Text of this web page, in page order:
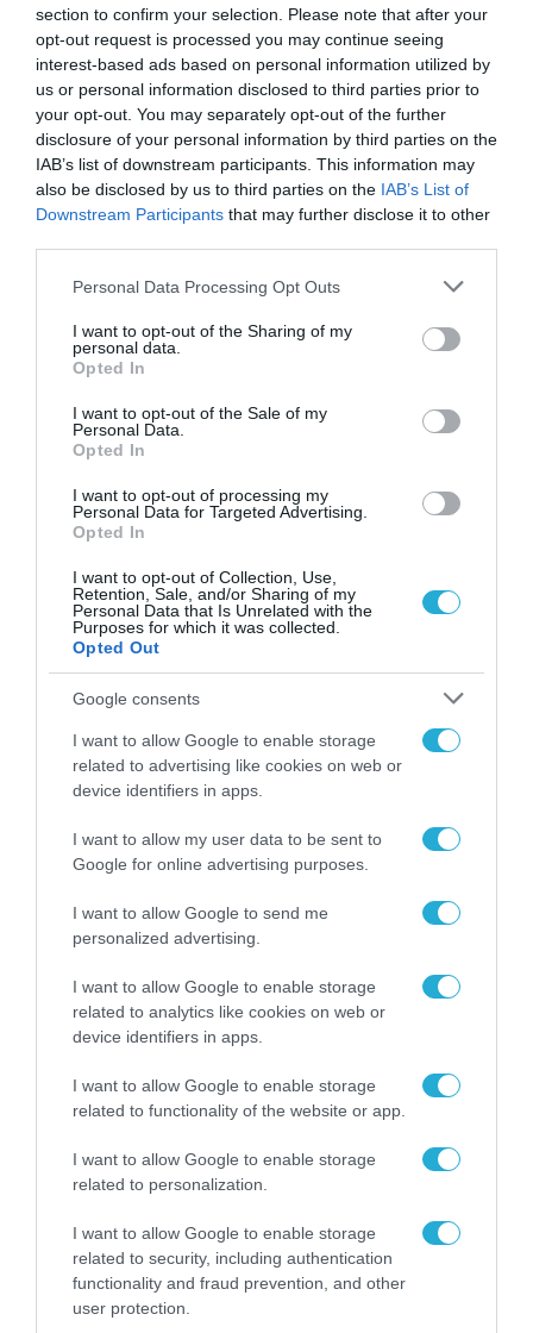
section to confirm your selection. Please note that after your
opt-out request is processed you may continue seeing
interest-based ads based on personal information utilized by
us or personal information disclosed to third parties prior to
your opt-out. You may separately opt-out of the further
disclosure of your personal information by third parties on the
IAB’s list of downstream participants. This information may
also be disclosed by us to third parties on the IAB’s List of
Downstream Participants that may further disclose it to other
Please note that this website/app uses one or more Google
not limited to your visit or usage behaviour. You may click to
grant or deny consent to Google and its third-party tags to
use your data for below specified purposes in below Google
consent section.
Personal Data Processing Opt Outs
I want to opt-out of the Sharing of my
personal data.
Opted In
I want to opt-out of the Sale of my
Personal Data.
Opted In
I want to opt-out of processing my
Personal Data for Targeted Advertising.
Opted In
I want to opt-out of Collection, Use,
Retention, Sale, and/or Sharing of my
Personal Data that Is Unrelated with the
Purposes for which it was collected.
Opted Out
Google consents
I want to allow Google to enable storage
related to advertising like cookies on web or
device identifiers in apps.
I want to allow my user data to be sent to
Google for online advertising purposes.
I want to allow Google to send me
personalized advertising.
I want to allow Google to enable storage
related to analytics like cookies on web or
device identifiers in apps.
I want to allow Google to enable storage
related to functionality of the website or app.
I want to allow Google to enable storage
related to personalization.
I want to allow Google to enable storage
related to security, including authentication
functionality and fraud prevention, and other
user protection.
ΡΟΗ ΕΙΔΗΣΕΩΝ
Το χρηματοδοτούμενο
Gaming Police”
ενισχύει την ασφάλεια
των παιδιών στο
31.07.2026
ΑΑΔΕ: Διευκρινίσεις
για τα πρόστιμα σε
αφορούν τους ΦΗΜ
31.07.2026
Τεχνητή Νοημοσύνη
δεν είναι απλώς μια
νέα τεχνολογία, είναι
μια νέα βιομηχανική
επανάσταση»
Νέος οδηγός του ΕΚΤ
των ελληνικών
επιχειρήσεων στον
χώρο της άμυνας
31.07.2026